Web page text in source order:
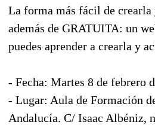
La forma más fácil de crearla
además de GRATUITA: un
puedes aprender a crearla y
- Fecha: Martes 8 de febrero
- Lugar: Aula de Formación
Andalucía. C/ Isaac Albéniz,